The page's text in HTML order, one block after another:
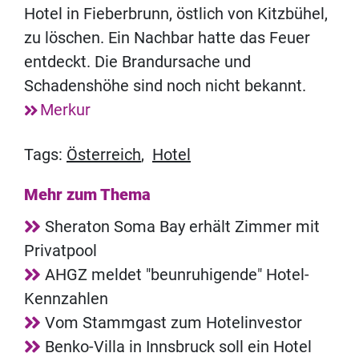
Hotel in Fieberbrunn, östlich von Kitzbühel,
zu löschen. Ein Nachbar hatte das Feuer
entdeckt. Die Brandursache und
Schadenshöhe sind noch nicht bekannt.
Merkur
Tags: Österreich, Hotel
Mehr zum Thema
Sheraton Soma Bay erhält Zimmer mit
Privatpool
AHGZ meldet "beunruhigende" Hotel-
Kennzahlen
Vom Stammgast zum Hotelinvestor
Benko-Villa in Innsbruck soll ein Hotel